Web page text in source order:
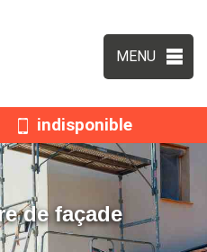
MENU
indisponible
de façade